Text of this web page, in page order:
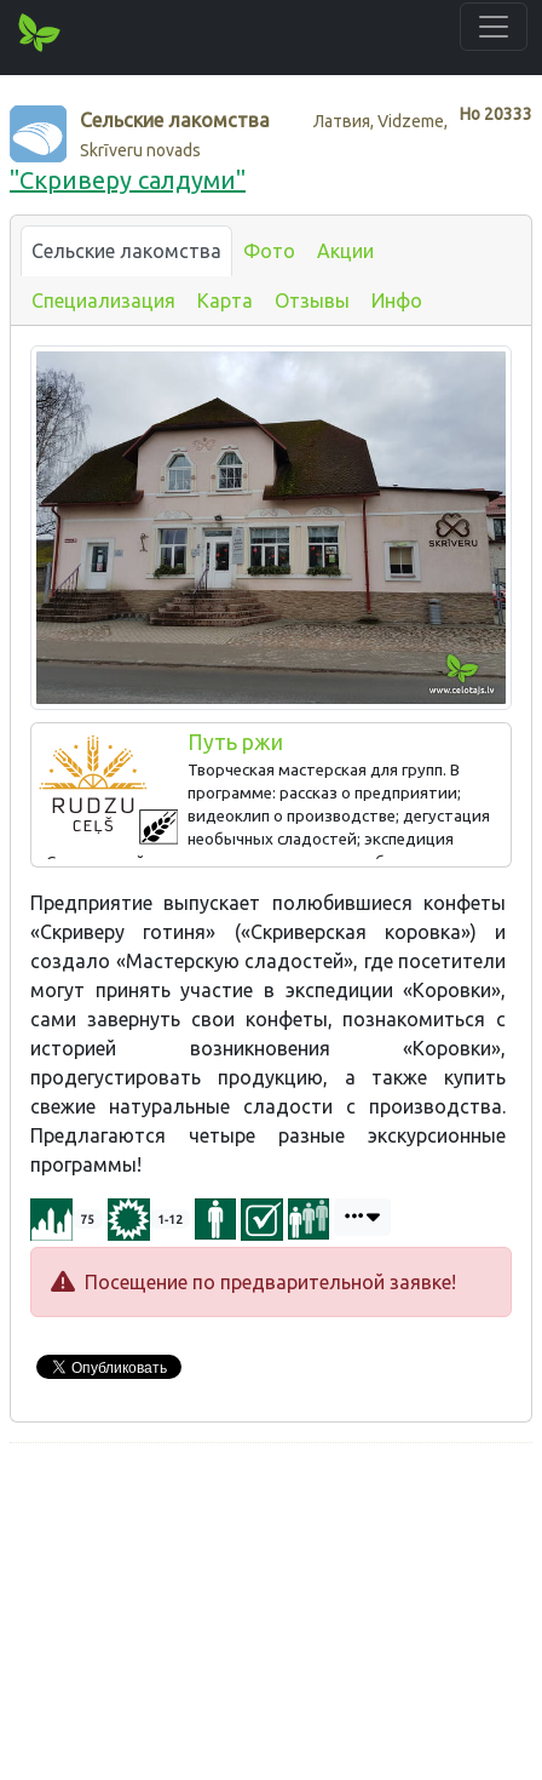
Нo 20333
Сельские лакомства
Латвия, Vidzeme,
Skrīveru novads
"Скриверу салдуми"
Сельские лакомства Фото Акции
Специализация Карта Отзывы Инфо
Путь ржи
Творческая мастерская для групп. В
программе: рассказ о предприятии;
видеоклип о производстве; дегустация
необычных сладостей; экспедиция
«Скриверской коровки» с возможностью собственноручно
ч. Предложение мастерской:
https://skriverusaldumi.lv/lv/saldumu-
darbnica/mans_roku_darbs
Предприятие выпускает полюбившиеся конфеты
«Скриверу готиня» («Скриверская коровка») и
создало «Мастерскую сладостей», где посетители
могут принять участие в экспедиции «Коровки»,
сами завернуть свои конфеты, познакомиться с
историей возникновения «Коровки»,
продегустировать продукцию, а также купить
свежие натуральные сладости с производства.
Предлагаются четыре разные экскурсионные
программы!
75 1-12
Посещение по предварительной заявке!